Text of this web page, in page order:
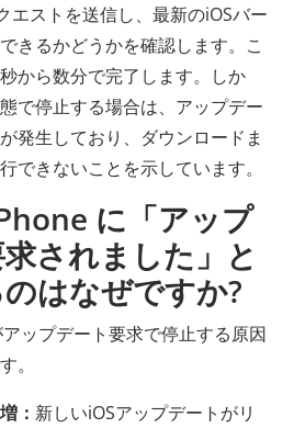
エストを送信し、最新のiOSバー
きるかどうかを確認します。こ
から数分で完了します。しか
で停止する場合は、アップデー
発生しており、ダウンロードま
できないことを示しています。
に「アップ
されました」と
はなぜですか?
ップデート要求で停止する原因
。
： 新しいiOSアップデートがリ